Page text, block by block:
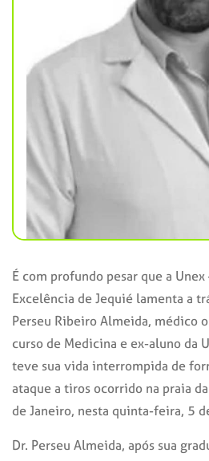
É com profundo pesar que a Unex
Excelência de Jequié lamenta a
Perseu Ribeiro Almeida, médico
curso de Medicina e ex-aluno da
teve sua vida interrompida de
ataque a tiros ocorrido na praia
de Janeiro, nesta quinta-feira, 5
Dr. Perseu Almeida, após sua